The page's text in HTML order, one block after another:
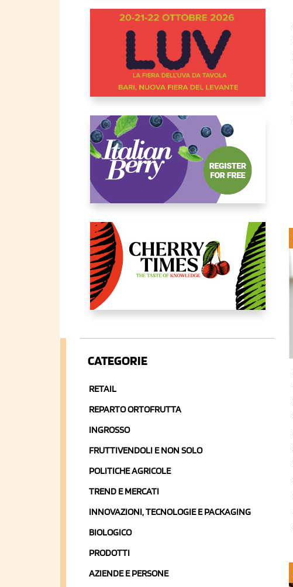
CATEGORIE
RETAIL
REPARTO ORTOFRUTTA
INGROSSO
FRUTTIVENDOLI E NON SOLO
POLITICHE AGRICOLE
TREND E MERCATI
INNOVAZIONI, TECNOLOGIE E PACKAGING
BIOLOGICO
PRODOTTI
AZIENDE E PERSONE